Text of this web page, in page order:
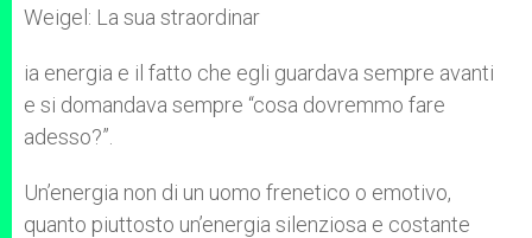
Weigel: La sua straordinar
ia energia e il fatto che egli guardava sempre avanti
e si domandava sempre “cosa dovremmo fare
adesso?”.
Un’energia non di un uomo frenetico o emotivo,
quanto piuttosto un’energia silenziosa e costante